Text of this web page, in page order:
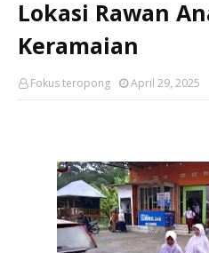
Lokasi Rawan
Keramaian
Fokus teropong April 29, 2025